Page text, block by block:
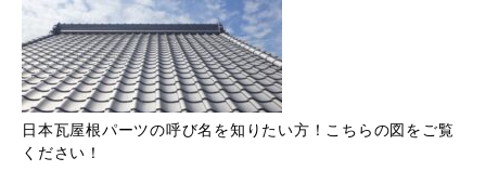
日本瓦屋根パーツの呼び名を知りたい方！こちらの図をご覧
ください！